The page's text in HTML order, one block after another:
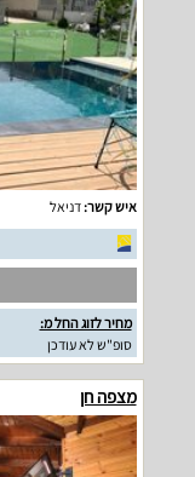
איש קשר:דניאל
מחיר לזוג החל מ:
סופ"ש לא עודכן
מצפה חן